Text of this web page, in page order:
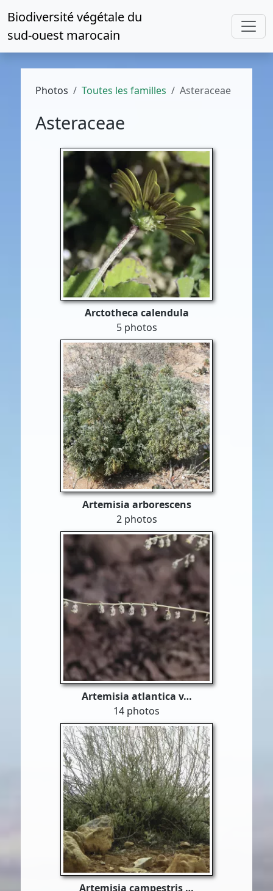
Biodiversité végétale du
sud-ouest marocain
Photos Toutes les familles Asteraceae
Asteraceae
Arctotheca calendula
5 photos
Artemisia arborescens
2 photos
Artemisia atlantica v…
14 photos
Artemisia campestris …